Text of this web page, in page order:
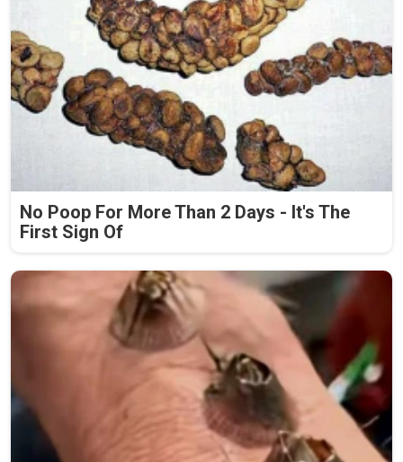
No Poop For More Than 2 Days - It's The
First Sign Of